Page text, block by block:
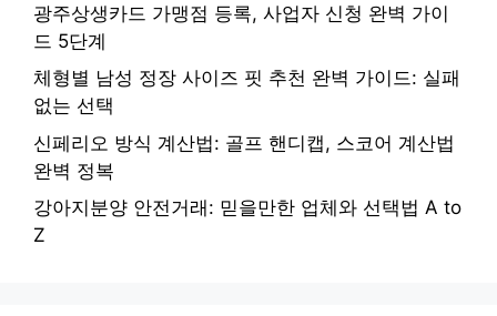
광주상생카드 가맹점 등록, 사업자 신청 완벽 가이
드 5단계
체형별 남성 정장 사이즈 핏 추천 완벽 가이드: 실패
없는 선택
신페리오 방식 계산법: 골프 핸디캡, 스코어 계산법
완벽 정복
강아지분양 안전거래: 믿을만한 업체와 선택법 A to
Z